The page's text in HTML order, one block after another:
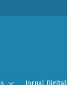
Jornal Digital